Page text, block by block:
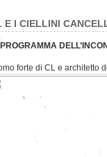
E I CIELLINI
forte di CL e architetto